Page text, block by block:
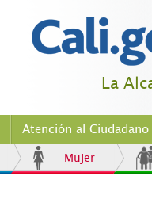
La
Atención al Ciudadano
Mujer